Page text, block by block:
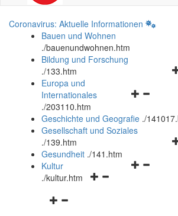
Coronavirus: Aktuelle Informationen
Bauen und Wohnen
./bauenundwohnen.htm
Bildung und Forschung
./133.htm
und
schließen
Europa und
Internationales
./203110.htm
Geschichte und Geografie ./
Gesellschaft und Soziales
./139.htm
Gesundheit ./141.htm
Navigationsmenü
Kultur
./kultur.htm
Navigationsmenü